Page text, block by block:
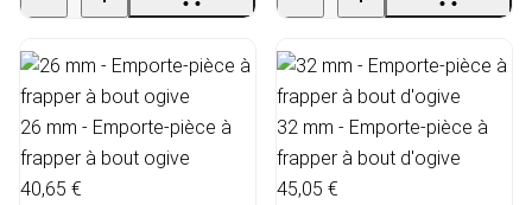
26 mm - Emporte-pièce à
frapper à bout ogive
40,65 €
32 mm - Emporte-pièce à
frapper à bout d'ogive
45,05 €